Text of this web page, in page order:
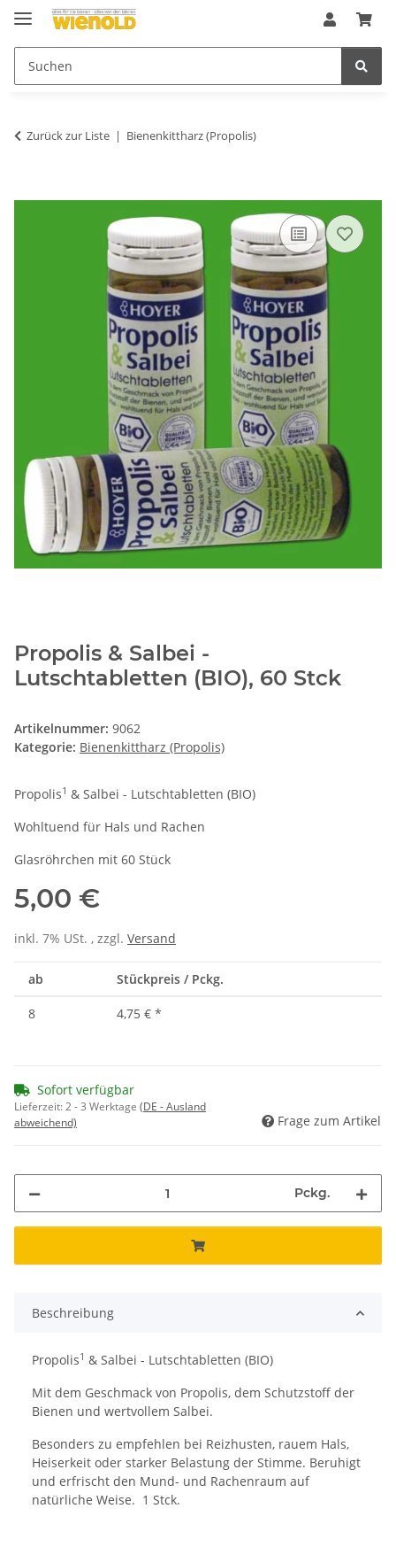
Zurück zur Liste Bienenkittharz (Propolis)
Propolis & Salbei -
Lutschtabletten (BIO), 60 Stck
Artikelnummer: 9062
Kategorie: Bienenkittharz (Propolis)
Propolis1 & Salbei - Lutschtabletten (BIO)
Wohltuend für Hals und Rachen
Glasröhrchen mit 60 Stück
5,00 €
inkl. 7% USt. , zzgl. Versand
ab Stückpreis / Pckg.
8 4,75 € *
Sofort verfügbar
Lieferzeit:2 - 3 Werktage (DE - Ausland
abweichend)
Frage zum Artikel
Pckg.
Beschreibung
Propolis1 & Salbei - Lutschtabletten (BIO)
Mit dem Geschmack von Propolis, dem Schutzstoff der
Bienen und wertvollem Salbei.
Besonders zu empfehlen bei Reizhusten, rauem Hals,
Heiserkeit oder starker Belastung der Stimme. Beruhigt
und erfrischt den Mund- und Rachenraum auf
natürliche Weise. 1 Stck.